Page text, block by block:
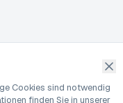
Cookies sind notwendig
finden Sie in unserer